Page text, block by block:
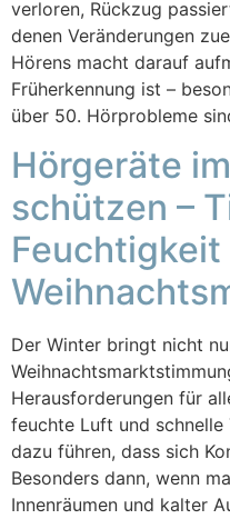
verloren, Rückzug
denen Veränderungen
Hörens macht darauf
Früherkennung ist –
über 50. Hörprobleme
Hörgeräte
schützen –
Feuchtigkeit
Der Winter bringt nicht
Herausforderungen für
feuchte Luft und schnelle
dazu führen, dass sich
Besonders dann, wenn
Innenräumen und kalter